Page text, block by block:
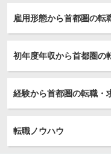
雇用形態から首都圏の転
初年度年収から首都圏の
経験から首都圏の転職・
転職ノウハウ